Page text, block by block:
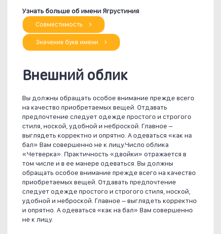
Узнать больше об имени Ягрустиния
Совместимость
Значение букв имени
Внешний облик
Вы должны обращать особое внимание прежде всего
на качество приобретаемых вещей. Отдавать
предпочтение следует одежде простого и строгого
стиля, ноской, удобной и неброской. Главное –
выглядеть корректно и опрятно. А одеваться «как на
бал» Вам совершенно не к лицу.Число облика
«Четверка». Практичность «двойки» отражается в
том числе и в ее манере одеваться. Вы должны
обращать особое внимание прежде всего на качество
приобретаемых вещей. Отдавать предпочтение
следует одежде простого и строгого стиля, ноской,
удобной и неброской. Главное – выглядеть корректно
и опрятно. А одеваться «как на бал» Вам совершенно
не к лицу.